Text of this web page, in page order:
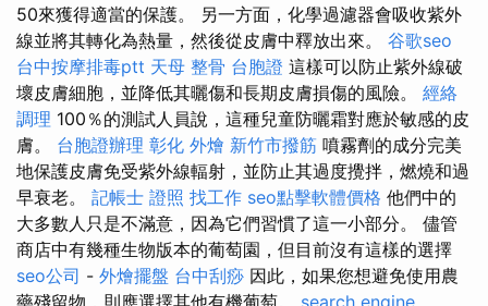
50來獲得適當的保護。 另一方面，化學過濾器會吸收紫外
線並將其轉化為熱量，然後從皮膚中釋放出來。 谷歌seo
台中按摩排毒ptt 天母 整骨 台胞證 這樣可以防止紫外線破
壞皮膚細胞，並降低其曬傷和長期皮膚損傷的風險。 經絡
調理 100％的測試人員說，這種兒童防曬霜對應於敏感的皮
膚。 台胞證辦理 彰化 外燴 新竹市撥筋 噴霧劑的成分完美
地保護皮膚免受紫外線輻射，並防止其過度攪拌，燃燒和過
早衰老。 記帳士 證照 找工作 seo點擊軟體價格 他們中的
大多數人只是不滿意，因為它們習慣了這一小部分。 儘管
商店中有幾種生物版本的葡萄園，但目前沒有這樣的選擇
seo公司 - 外燴擺盤 台中刮痧 因此，如果您想避免使用農
藥殘留物，則應選擇其他有機葡萄。 search engine